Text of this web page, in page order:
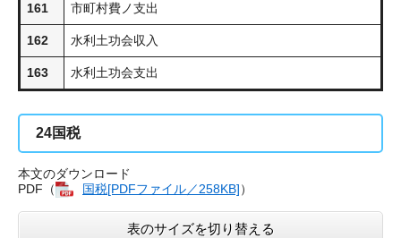
161 市町村費ノ支出
162 水利土功会収入
163 水利土功会支出
24国税
本文のダウンロード
PDF（
国税​[PDFファイル／258KB]）
表のサイズを切り替える